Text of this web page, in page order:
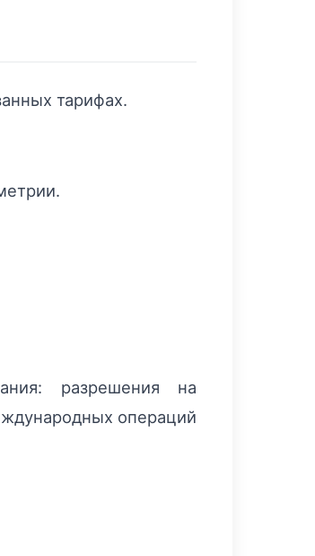
тарифах.
разрешения на
операций